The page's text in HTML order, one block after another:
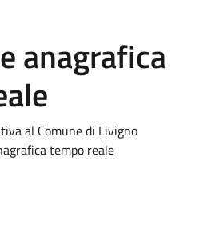
anagrafica
al Comune di Livigno
tempo reale